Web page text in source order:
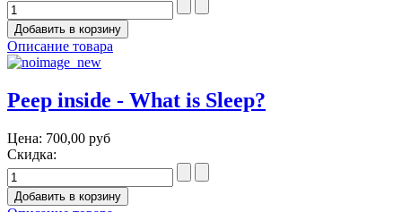
Описание товара
Peep inside - What is Sleep?
Цена: 700,00 руб
Скидка: